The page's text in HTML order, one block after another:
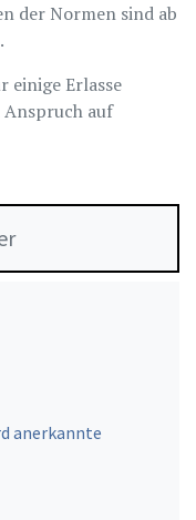
der Normen sind ab
einige Erlasse
auf
anerkannte